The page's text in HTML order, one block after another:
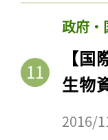
政府・
【
生物
2016/